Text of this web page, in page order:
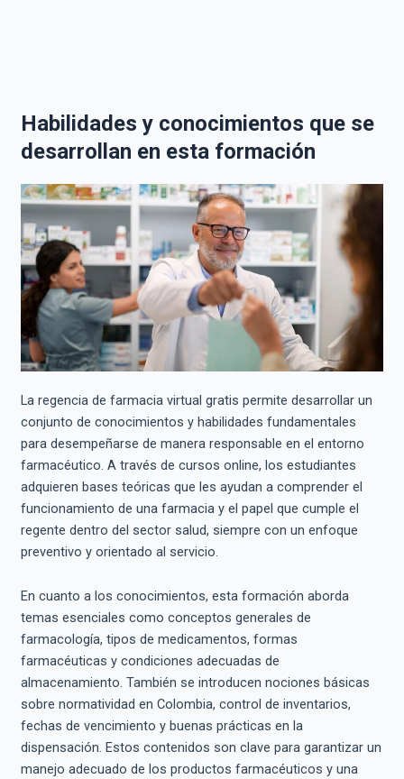
Habilidades y conocimientos que se
desarrollan en esta formación
La regencia de farmacia virtual gratis permite desarrollar un
conjunto de conocimientos y habilidades fundamentales
para desempeñarse de manera responsable en el entorno
farmacéutico. A través de cursos online, los estudiantes
adquieren bases teóricas que les ayudan a comprender el
funcionamiento de una farmacia y el papel que cumple el
regente dentro del sector salud, siempre con un enfoque
preventivo y orientado al servicio.
En cuanto a los conocimientos, esta formación aborda
temas esenciales como conceptos generales de
farmacología, tipos de medicamentos, formas
farmacéuticas y condiciones adecuadas de
almacenamiento. También se introducen nociones básicas
sobre normatividad en Colombia, control de inventarios,
fechas de vencimiento y buenas prácticas en la
dispensación. Estos contenidos son clave para garantizar un
manejo adecuado de los productos farmacéuticos y una